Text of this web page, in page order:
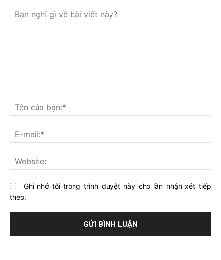
nghĩ
gì
về
bài
viết
này?
Ghi nhớ tôi trong trình duyệt này cho lần nhận xét tiếp
theo.